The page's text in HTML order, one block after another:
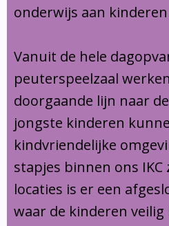
onderwijs aan
Vanuit de hele
peuterspeelzaal
doorgaande lijn naar
jongste kinderen
kindvriendelijke
stapjes binnen ons IKC
locaties is er een
waar de kinderen